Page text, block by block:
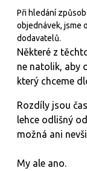
Při hledání
objednávek, jsme
dodavatelů.
Některé z
ne natolik, aby
který chceme
Rozdíly jsou
lehce odlišný
možná ani
My ale ano.